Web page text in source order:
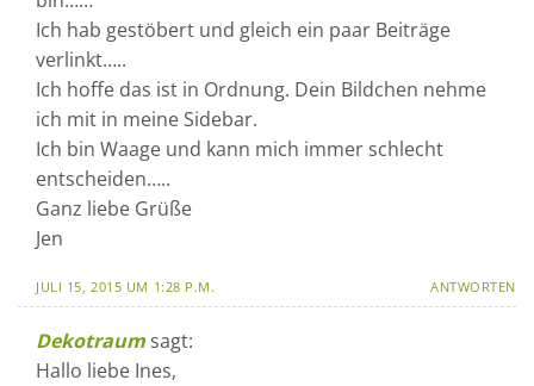
Ich hab gestöbert und gleich ein paar Beiträge
verlinkt…..
Ich hoffe das ist in Ordnung. Dein Bildchen nehme
ich mit in meine Sidebar.
Ich bin Waage und kann mich immer schlecht
entscheiden…..
Ganz liebe Grüße
Jen
JULI 15, 2015 UM 1:28 P.M. ANTWORTEN
Dekotraum sagt:
Hallo liebe Ines,